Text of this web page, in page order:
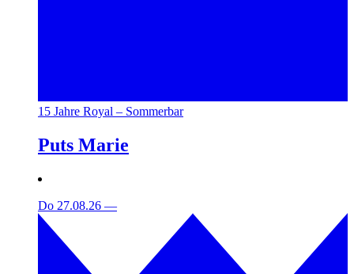
15 Jahre Royal – Sommerbar
Puts Marie
Do 27.08.26 —